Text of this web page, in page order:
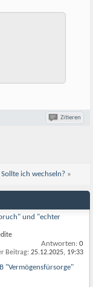
Zitieren
ich wechseln? »
und "echter
Antworten: 0
Beitrag: 25.12.2025, 19:33
"Vermögensfürsorge"